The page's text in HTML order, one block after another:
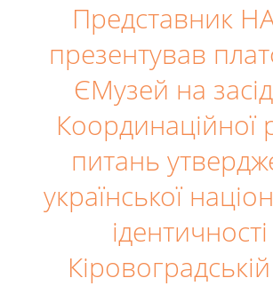
Представник
презентував
ЄМузей на
Координаційної
питань
української